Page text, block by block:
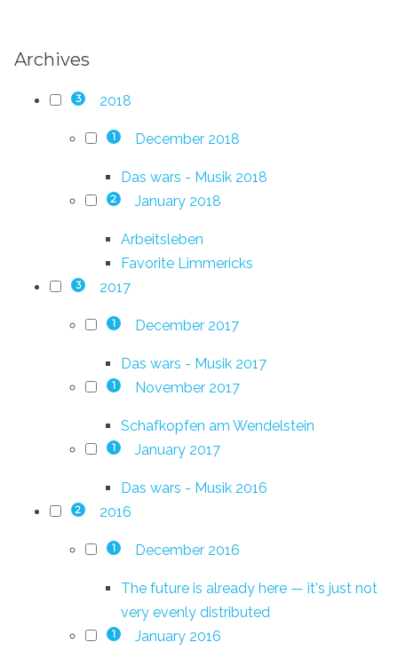
Archives
3 2018
1 December 2018
Das wars - Musik 2018
2 January 2018
Arbeitsleben
Favorite Limmericks
3 2017
1 December 2017
Das wars - Musik 2017
1 November 2017
Schafkopfen am Wendelstein
1 January 2017
Das wars - Musik 2016
2 2016
1 December 2016
The future is already here — it's just not
very evenly distributed
1 January 2016